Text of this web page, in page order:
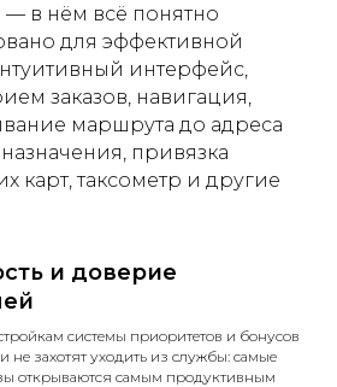
в нём всё понятно
для эффективной
интерфейс,
заказов, навигация,
маршрута до адреса
привязка
карт, таксометр и другие
и доверие
системы приоритетов и бонусов
не захотят уходить из службы: самые
открываются самым продуктивным